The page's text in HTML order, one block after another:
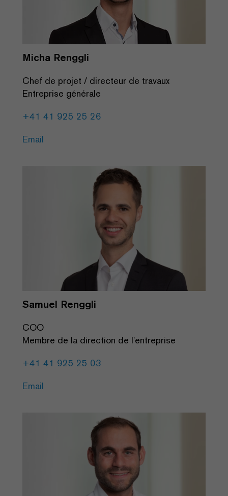
Micha Renggli
Chef de projet / directeur de travaux
Entreprise générale
+41 41 925 25 26
Email
Samuel Renggli
COO
Membre de la direction de l'entreprise
+41 41 925 25 03
Email